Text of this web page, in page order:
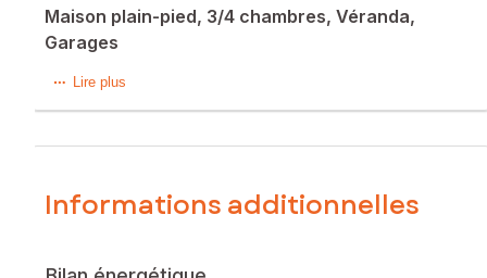
Maison plain-pied, 3/4 chambres, Véranda,
Garages
Située sur la charmante commune de Sainte Eulalie (33560),
Eulalie- Carbon Blanc à 5 mn, Gare Saint Jean à 15 mn, Bus
d'environ 100 m2, vous séduira par sa luminosité, son cadre
paisible et ses prestations (rénovation totale).
Lire plus
Informations additionnelles